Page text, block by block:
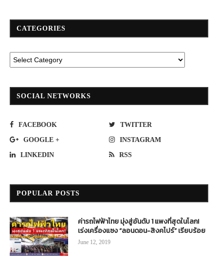
CATEGORIES
SOCIAL NETWORKS
FACEBOOK TWITTER
GOOGLE + INSTAGRAM
LINKEDIN RSS
POPULAR POSTS
ค่ารถไฟฟ้าไทย มุ่งสู่อันดับ 1 แพงที่สุดในโลก!
เร่งเครื่องแซง “ลอนดอน-สิงคโปร์” เรียบร้อย
June 12, 2019